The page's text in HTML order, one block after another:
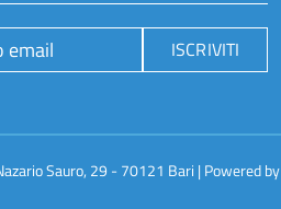
ISCRIVITI
Sauro, 29 - 70121 Bari | Powered by